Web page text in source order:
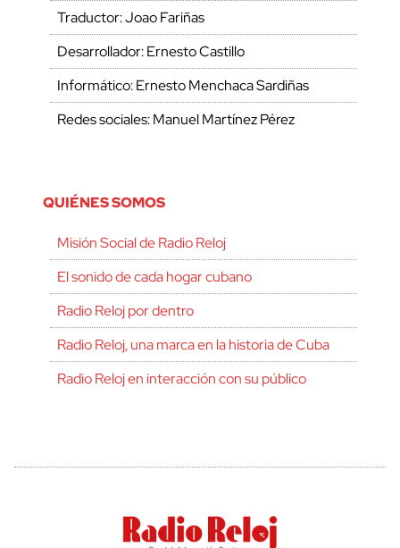
Traductor: Joao Fariñas
Desarrollador: Ernesto Castillo
Informático: Ernesto Menchaca Sardiñas
Redes sociales: Manuel Martínez Pérez
QUIÉNES SOMOS
Misión Social de Radio Reloj
El sonido de cada hogar cubano
Radio Reloj por dentro
Radio Reloj, una marca en la historia de Cuba
Radio Reloj en interacción con su público